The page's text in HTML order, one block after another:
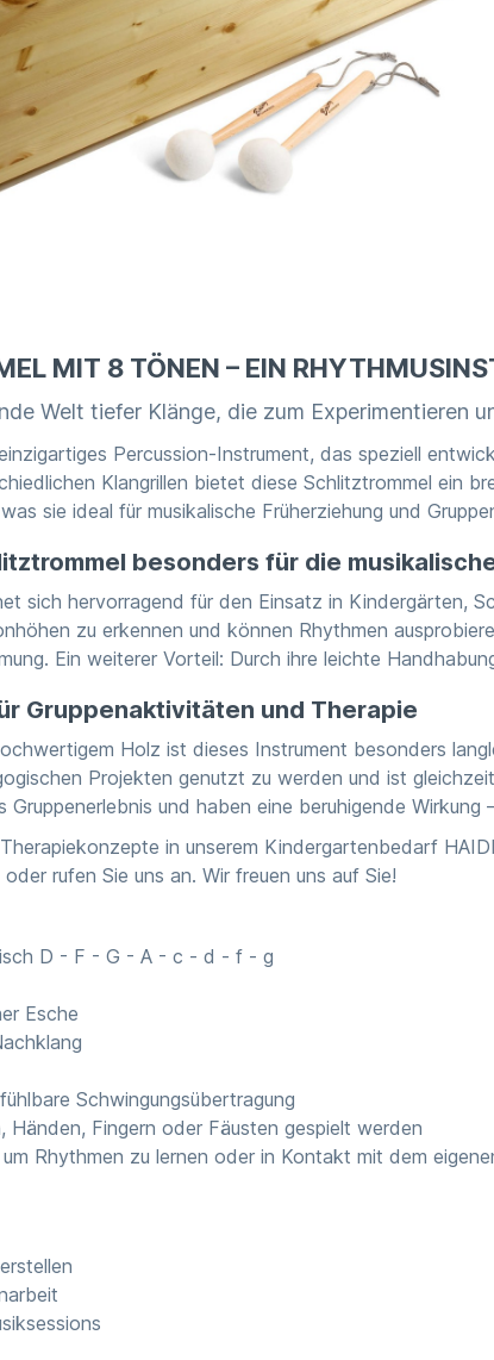
MIT 8 TÖNEN – EIN
Welt tiefer Klänge, die zum Experimentieren
Percussion-Instrument, das speziell
Klangrillen bietet diese Schlitztrommel ein
sie ideal für musikalische Früherziehung und
besonders für die
sich hervorragend für den Einsatz in Kindergärten,
zu erkennen und können Rhythmen
Ein weiterer Vorteil: Durch ihre leichte
Gruppenaktivitäten und Therapie
Holz ist dieses Instrument besonders
Projekten genutzt zu werden und ist
und haben eine beruhigende
in unserem Kindergartenbedarf
oder rufen Sie uns an. Wir freuen uns auf Sie!
D - F - G - A - c - d - f - g
Esche
Schwingungsübertragung
Händen, Fingern oder Fäusten gespielt werden
Rhythmen zu lernen oder in Kontakt mit dem